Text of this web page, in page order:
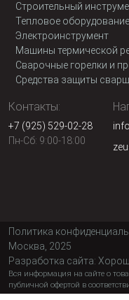
Строительный
Тепловое оборудование
Электроинструмент
Машины термической
Сварочные горелки и
Средства защиты
Контакты:
+7 (925) 529-02-28
Пн-Сб: 9:00-18:00
Политика
Москва, 2025
Разработка сайта:
Вся информация на сайте о
публичной офертой в